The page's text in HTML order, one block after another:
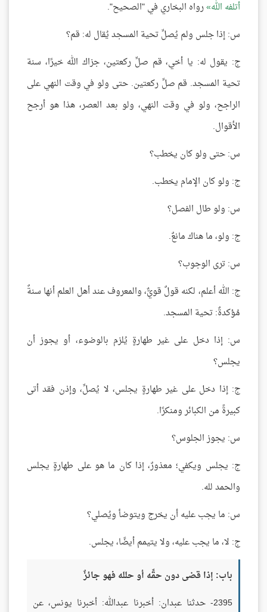
أتلفه الله رواه البخاري في "الصحيح".
س: إذا جلس ولم يُصلِّ تحية المسجد يُقال له: قم؟
ج: يقول له: يا أخي، قم صلِّ ركعتين، جزاك الله خيرًا، سنة
تحية المسجد. قم صلِّ ركعتين. حتى ولو في وقت النهي على
الراجح، ولو في وقت النهي، ولو بعد العصر، هذا هو أرجح
الأقوال.
س: حتى ولو كان يخطب؟
ج: ولو كان الإمام يخطب.
س: ولو طال الفصل؟
ج: ولو، ما هناك مانعٌ.
س: ترى الوجوب؟
ج: الله أعلم، لكنه قولٌ قويٌّ، والمعروف عند أهل العلم أنها سنةٌ
مُؤكدةٌ: تحية المسجد.
س: إذا دخل على غير طهارةٍ يُلزم بالوضوء، أو يجوز أن
يجلس؟
ج: إذا دخل على غير طهارةٍ يجلس، لا يُصلِّ، وإذن فقد أتى
كبيرةً من الكبائر ومنكرًا.
س: يجوز الجلوس؟
ج: يجلس ويكفي؛ معذورٌ، إذا كان ما هو على طهارةٍ يجلس
والحمد لله.
س: ما يجب عليه أن يخرج ويتوضأ ويُصلي؟
ج: لا، ما يجب عليه، ولا يتيمم أيضًا، يجلس.
باب: إذا قضى دون حقِّه أو حلله فهو جائزٌ
2395- حدثنا عبدان: أخبرنا عبدالله: أخبرنا يونس، عن